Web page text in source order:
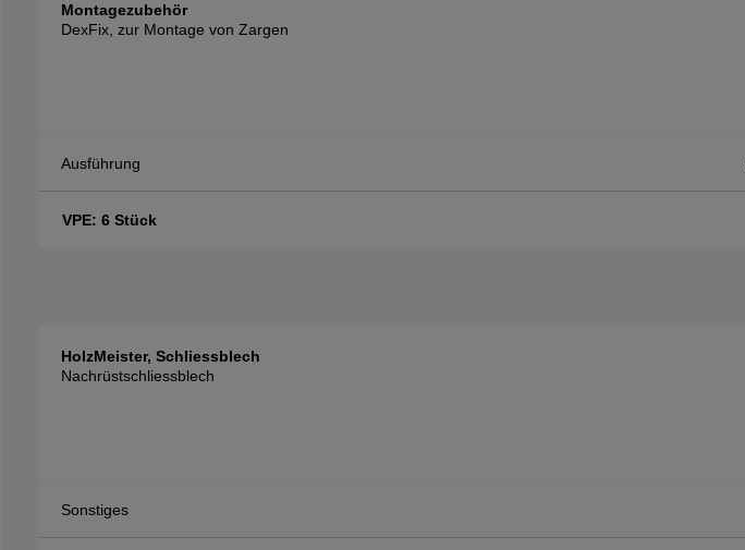
Montagezubehör
DexFix, zur Montage von Zargen
Ausführung
VPE: 6 Stück
HolzMeister, Schliessblech
Nachrüstschliessblech
Sonstiges